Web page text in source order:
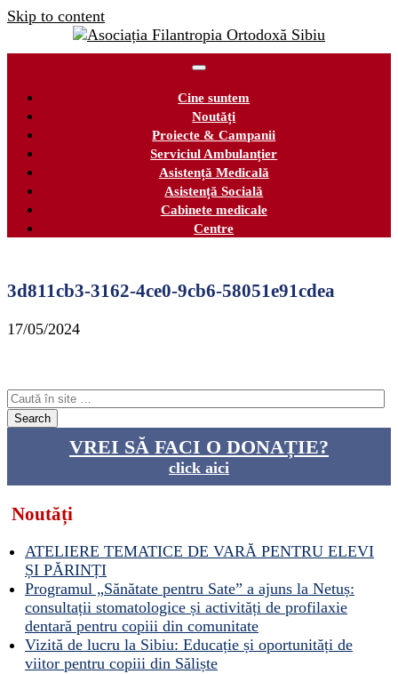
Skip to content
Cine suntem
Noutăți
Proiecte & Campanii
Serviciul Ambulanțier
Asistență Medicală
Asistență Socială
Cabinete medicale
Centre
3d811cb3-3162-4ce0-9cb6-58051e91cdea
17/05/2024
VREI SĂ FACI O DONAȚIE?
click aici
Noutăți
ATELIERE TEMATICE DE VARĂ PENTRU ELEVI
ȘI PĂRINȚI
Programul „Sănătate pentru Sate” a ajuns la Netuș:
consultații stomatologice și activități de profilaxie
dentară pentru copiii din comunitate
Vizită de lucru la Sibiu: Educație și oportunități de
viitor pentru copiii din Săliște